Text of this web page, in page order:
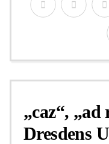
„caz“,
Dresdens